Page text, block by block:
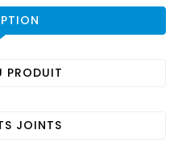
PRODUIT
JOINTS